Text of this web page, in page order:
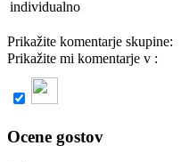
individualno
Prikažite komentarje skupine:
Prikažite mi komentarje v :
Ocene gostov